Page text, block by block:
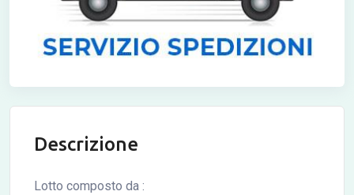
Descrizione
Lotto composto da :